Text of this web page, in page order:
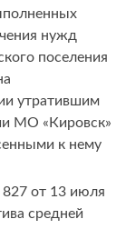
нужд
поселения
утратившим
МО «Кировск»
к нему
от 13 июля
средней